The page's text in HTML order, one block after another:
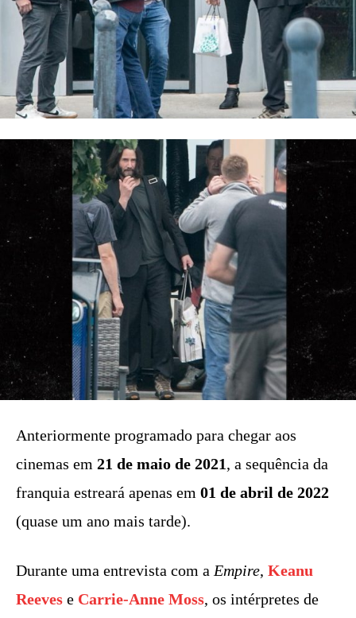
Anteriormente programado para chegar aos
cinemas em 21 de maio de 2021, a sequência da
franquia estreará apenas em 01 de abril de 2022
(quase um ano mais tarde).
Durante uma entrevista com aEmpire, Keanu
Reeves e Carrie-Anne Moss, os intérpretes de